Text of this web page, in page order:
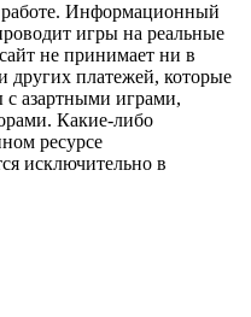
работе. Информационный
игры на реальные
не принимает ни в
других платежей, которые
с азартными играми,
Какие-либо
ресурсе
исключительно в